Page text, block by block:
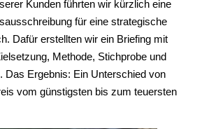
Kunden führten wir kürzlich eine
für eine strategische
Dafür erstellten wir ein Briefing mit
Methode, Stichprobe und
Das Ergebnis: Ein Unterschied von
vom günstigsten bis zum teuersten